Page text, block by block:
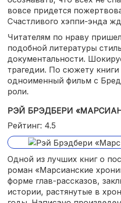
вовсе придется
Счастливого хэппи-энда
Читателям по нраву
подобной литературы
документальности.
трагедии. По сюжету книги
одноименный фильм с
роли.
РЭЙ БРЭДБЕРИ
Рейтинг: 4.5
Одной из лучших книг о
роман «Марсианские
форме глав-рассказов,
истории, растянутые в